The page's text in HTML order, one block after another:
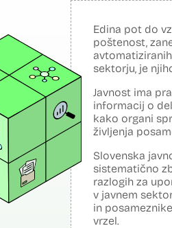
Edina pot do
poštenost,
sektorju, je
Javnost ima
informacij o
kako organi
življenja
Slovenska
sistematično
razlogih za
v javnem
in
vrzel.